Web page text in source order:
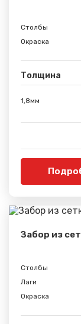
Столбы
Окраска
Толщина
1,8мм
Забор из
Столбы
Лаги
Окраска
Спасибо за